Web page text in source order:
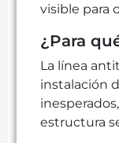
visible para
¿Para
La línea
instalación
estructura